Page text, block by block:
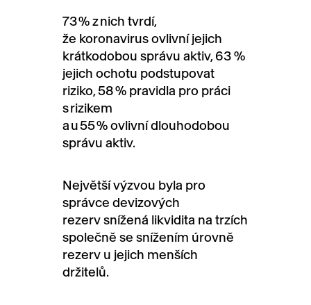
73% z nich tvrdí,
že koronavirus ovlivní jejich
krátkodobou správu aktiv, 63%
jejich ochotu podstupovat
riziko, 58% pravidla pro práci
s rizikem
au55%ovlivnídlouhodobou
správu aktiv.
Největší výzvou byla pro
správce devizových
rezervsnížená likvidita na trzích
společně se snížením úrovně
rezerv u jejich menších
držitelů.